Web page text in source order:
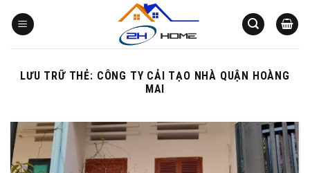
qua
LƯU TRỮ THẺ: CÔNG TY CẢI TẠO NHÀ QUẬN HOÀNG
MAI